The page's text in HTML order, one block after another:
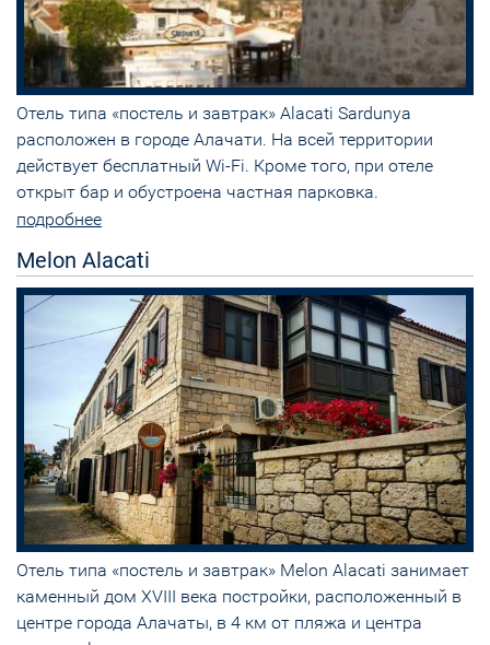
Отель типа «постель и завтрак» Alacati Sardunya
расположен в городе Алачати. На всей территории
действует бесплатный Wi-Fi. Кроме того, при отеле
открыт бар и обустроена частная парковка.
подробнее
Melon Alacati
Отель типа «постель и завтрак» Melon Alacati занимает
каменный дом XVIII века постройки, расположенный в
центре города Алачаты, в 4 км от пляжа и центра